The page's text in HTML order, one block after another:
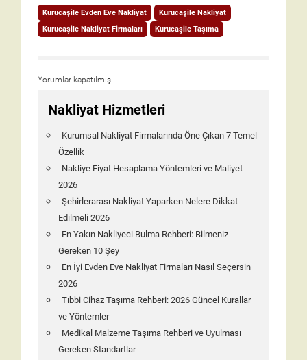
Kurucaşile Evden Eve Nakliyat
Kurucaşile Nakliyat
Kurucaşile Nakliyat Firmaları
Kurucaşile Taşıma
Yorumlar kapatılmış.
Nakliyat Hizmetleri
Kurumsal Nakliyat Firmalarında Öne Çıkan 7 Temel
Özellik
Nakliye Fiyat Hesaplama Yöntemleri ve Maliyet
2026
Şehirlerarası Nakliyat Yaparken Nelere Dikkat
Edilmeli 2026
En Yakın Nakliyeci Bulma Rehberi: Bilmeniz
Gereken 10 Şey
En İyi Evden Eve Nakliyat Firmaları Nasıl Seçersin
2026
Tıbbi Cihaz Taşıma Rehberi: 2026 Güncel Kurallar
ve Yöntemler
Medikal Malzeme Taşıma Rehberi ve Uyulması
Gereken Standartlar